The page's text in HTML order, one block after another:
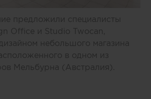
предложили специалисты
Office и Studio Twocan,
небольшого магазина
в одном из
Мельбурна (Австралия).